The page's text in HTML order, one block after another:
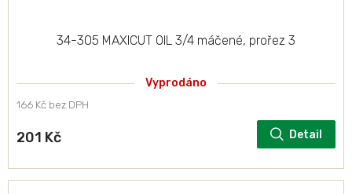
34-305 MAXICUT OIL 3/4 máčené, prořez 3
Vyprodáno
166 Kč bez DPH
201 Kč Detail